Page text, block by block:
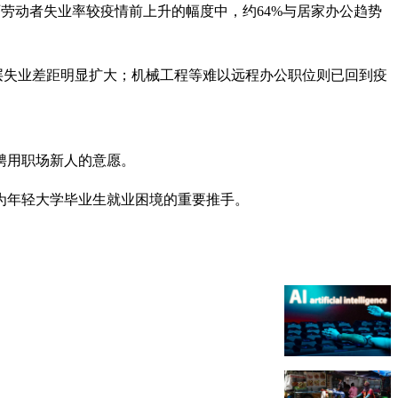
动者失业率较疫情前上升的幅度中，约64%与居家办公趋势
业差距明显扩大；机械工程等难以远程办公职位则已回到疫
职场新人的意愿。
轻大学毕业生就业困境的重要推手。